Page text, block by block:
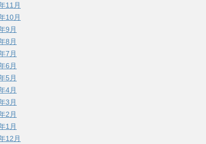
11月
10月
9月
8月
7月
6月
5月
4月
3月
2月
1月
12月